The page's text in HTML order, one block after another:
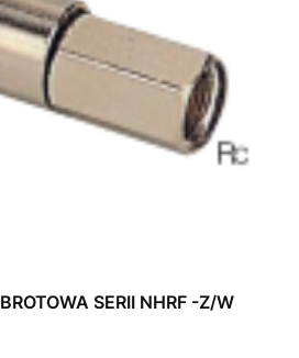
SERII NHRF -Z/W